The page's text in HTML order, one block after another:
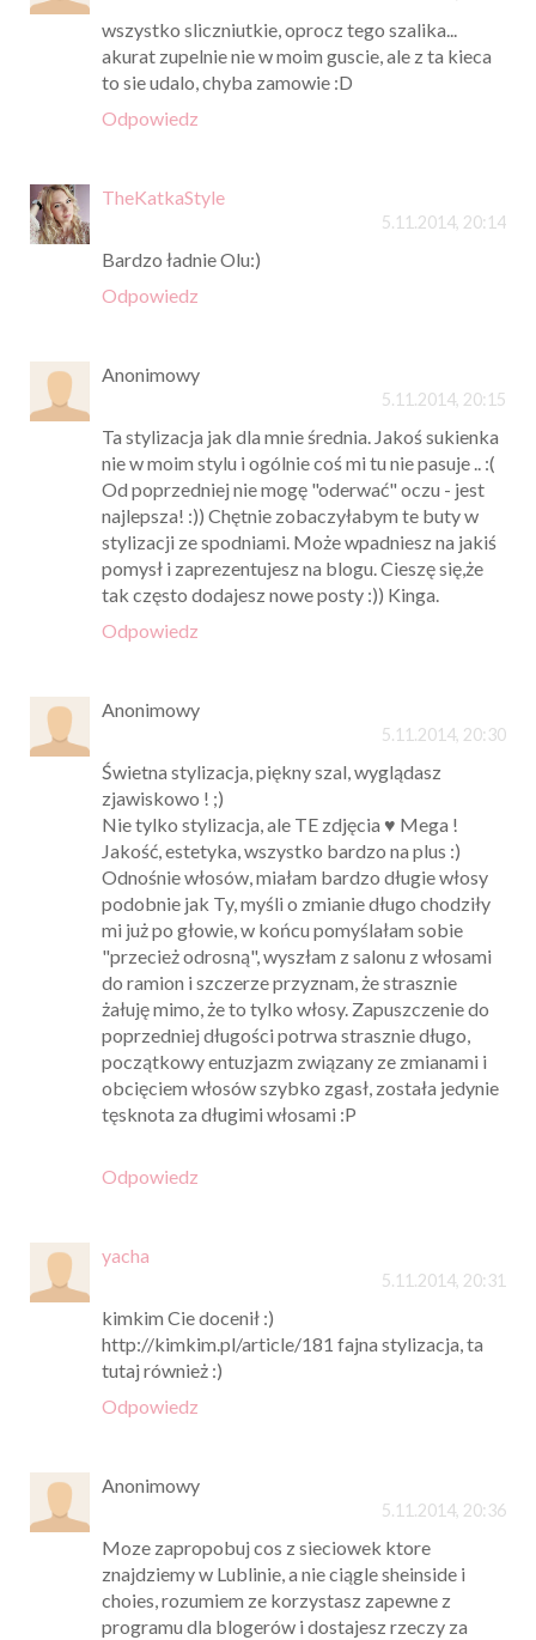
wszystko sliczniutkie, oprocz tego szalika...
akurat zupelnie nie w moim guscie, ale z ta kieca
to sie udalo, chyba zamowie :D
Odpowiedz
TheKatkaStyle
5.11.2014, 20:14
Bardzo ładnie Olu:)
Odpowiedz
Anonimowy
5.11.2014, 20:15
Ta stylizacja jak dla mnie średnia. Jakoś sukienka
nie w moim stylu i ogólnie coś mi tu nie pasuje .. :(
Od poprzedniej nie mogę "oderwać" oczu - jest
najlepsza! :)) Chętnie zobaczyłabym te buty w
stylizacji ze spodniami. Może wpadniesz na jakiś
pomysł i zaprezentujesz na blogu. Cieszę się,że
tak często dodajesz nowe posty :)) Kinga.
Odpowiedz
Anonimowy
5.11.2014, 20:30
Świetna stylizacja, piękny szal, wyglądasz
zjawiskowo ! ;)
Nie tylko stylizacja, ale TE zdjęcia ♥ Mega !
Jakość, estetyka, wszystko bardzo na plus :)
Odnośnie włosów, miałam bardzo długie włosy
podobnie jak Ty, myśli o zmianie długo chodziły
mi już po głowie, w końcu pomyślałam sobie
"przecież odrosną", wyszłam z salonu z włosami
do ramion i szczerze przyznam, że strasznie
żałuję mimo, że to tylko włosy. Zapuszczenie do
poprzedniej długości potrwa strasznie długo,
początkowy entuzjazm związany ze zmianami i
obcięciem włosów szybko zgasł, została jedynie
tęsknota za długimi włosami :P
Odpowiedz
yacha
5.11.2014, 20:31
kimkim Cie docenił :)
http://kimkim.pl/article/181 fajna stylizacja, ta
tutaj również :)
Odpowiedz
Anonimowy
5.11.2014, 20:36
Moze zapropobuj cos z sieciowek ktore
znajdziemy w Lublinie, a nie ciągle sheinside i
choies, rozumiem ze korzystasz zapewne z
programu dla blogerów i dostajesz rzeczy za